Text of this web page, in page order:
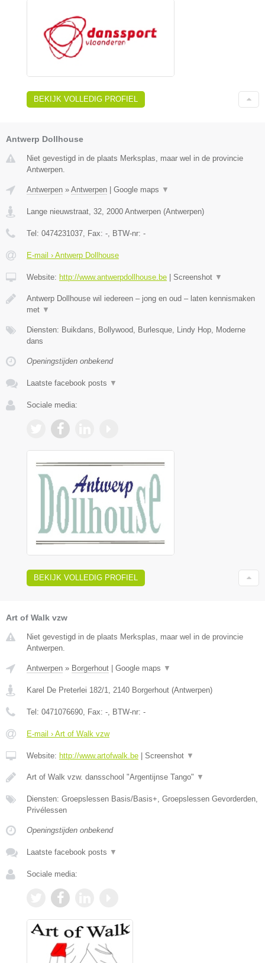
BEKIJK VOLLEDIG PROFIEL
Antwerp Dollhouse
Niet gevestigd in de plaats Merksplas, maar wel in de provincie
Antwerpen.
Antwerpen » Antwerpen Google maps ▼
Lange nieuwstraat, 32 2000 Antwerpen (Antwerpen)
Tel: 0474231037 , Fax: - , BTW-nr: -
E-mail › Antwerp Dollhouse
Website: http://www.antwerpdollhouse.be Screenshot ▼
Antwerp Dollhouse wil iedereen – jong en oud – laten kennismaken
met ▼
Diensten: Buikdans, Bollywood, Burlesque, Lindy Hop, Moderne
dans
Openingstijden onbekend
Laatste facebook posts ▼
Sociale media:
BEKIJK VOLLEDIG PROFIEL
Art of Walk vzw
Niet gevestigd in de plaats Merksplas, maar wel in de provincie
Antwerpen.
Antwerpen » Borgerhout Google maps ▼
Karel De Preterlei 182/1, 2140 Borgerhout (Antwerpen)
Tel: 0471076690, Fax: -, BTW-nr: -
E-mail › Art of Walk vzw
Website: http://www.artofwalk.be Screenshot ▼
Art of Walk vzw. dansschool "Argentijnse Tango" ▼
Diensten: Groepslessen Basis/Basis+, Groepslessen Gevorderden,
Privélessen
Openingstijden onbekend
Laatste facebook posts ▼
Sociale media: